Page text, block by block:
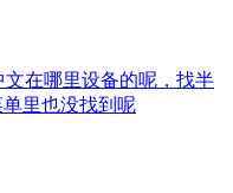
在哪里设备的呢，找半
里也没找到呢